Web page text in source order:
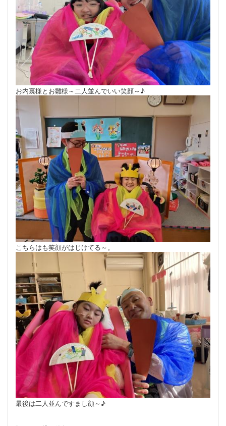
お内裏様とお雛様～二人並んでいい笑顔～♪
こちらはも笑顔がはじけてる～。
最後は二人並んですまし顔～♪